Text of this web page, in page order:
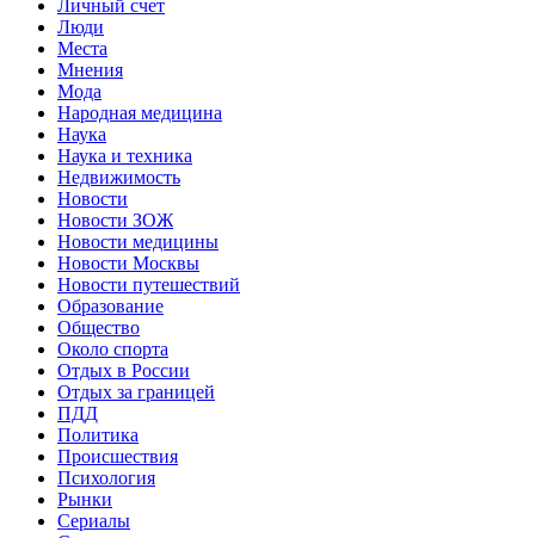
Личный счет
Люди
Места
Мнения
Мода
Народная медицина
Наука
Наука и техника
Недвижимость
Новости
Новости ЗОЖ
Новости медицины
Новости Москвы
Новости путешествий
Образование
Общество
Около спорта
Отдых в России
Отдых за границей
ПДД
Политика
Происшествия
Психология
Рынки
Сериалы